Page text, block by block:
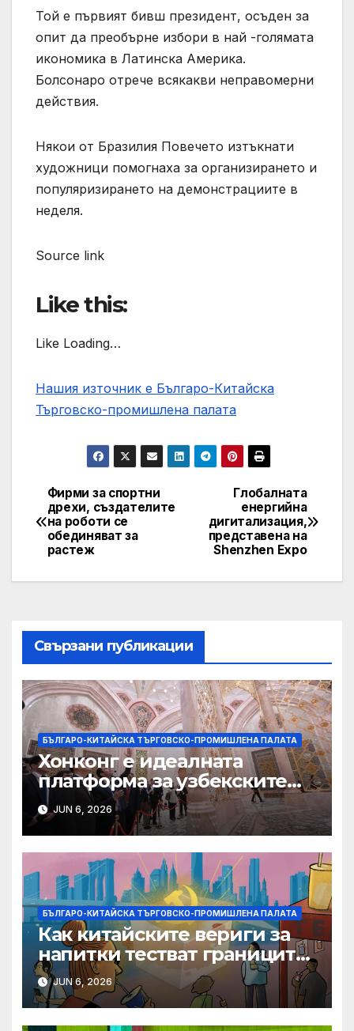
Той е първият бивш президент, осъден за
опит да преобърне избори в най -голямата
икономика в Латинска Америка.
Болсонаро отрече всякакви неправомерни
действия.
Някои от Бразилия Повечето изтъкнати
художници помогнаха за организирането и
популяризирането на демонстрациите в
неделя.
Source link
Like this:
Like Loading…
Нашия източник е Българо-Китайска
Търговско-промишлена палaта
Post
navigation
Глобалната
енергийна
дигитализация,
представена на
Shenzhen Expo
Фирми за спортни
дрехи, създателите
на роботи се
обединяват за
растеж
Свързани публикации
БЪЛГАРО-КИТАЙСКА ТЪРГОВСКО-ПРОМИШЛЕНА ПАЛАТА
Хонконг е идеалната
платформа за узбекските
фирми да разширят
крилата си в световен
мащаб, казва Джон Лий
JUN 6, 2026
БЪЛГАРО-КИТАЙСКА ТЪРГОВСКО-ПРОМИШЛЕНА ПАЛАТА
Как китайските вериги за
напитки тестват границите
на меката сила
JUN 6, 2026